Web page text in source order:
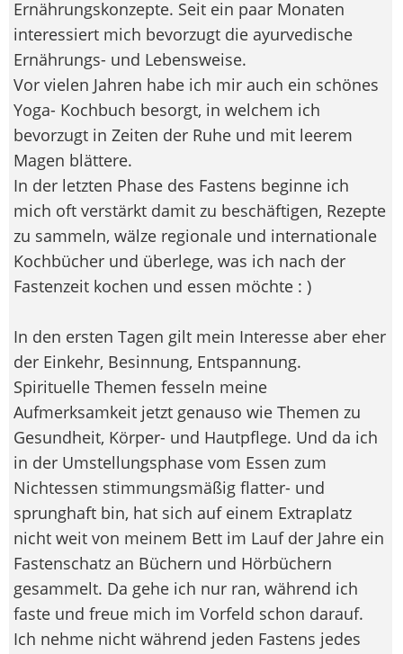
Ernährungskonzepte. Seit ein paar Monaten
interessiert mich bevorzugt die ayurvedische
Ernährungs- und Lebensweise.
Vor vielen Jahren habe ich mir auch ein schönes
Yoga- Kochbuch besorgt, in welchem ich
bevorzugt in Zeiten der Ruhe und mit leerem
Magen blättere.
In der letzten Phase des Fastens beginne ich
mich oft verstärkt damit zu beschäftigen, Rezepte
zu sammeln, wälze regionale und internationale
Kochbücher und überlege, was ich nach der
Fastenzeit kochen und essen möchte : )
In den ersten Tagen gilt mein Interesse aber eher
der Einkehr, Besinnung, Entspannung.
Spirituelle Themen fesseln meine
Aufmerksamkeit jetzt genauso wie Themen zu
Gesundheit, Körper- und Hautpflege. Und da ich
in der Umstellungsphase vom Essen zum
Nichtessen stimmungsmäßig flatter- und
sprunghaft bin, hat sich auf einem Extraplatz
nicht weit von meinem Bett im Lauf der Jahre ein
Fastenschatz an Büchern und Hörbüchern
gesammelt. Da gehe ich nur ran, während ich
faste und freue mich im Vorfeld schon darauf.
Ich nehme nicht während jeden Fastens jedes